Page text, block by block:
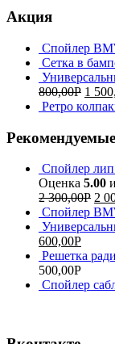
Акция
Спойлер
Сетка в
800,00Р 1
Ретро
Рекомендуемые
Спойлер лип
Оценка 5.00
2 300,00Р 2
Спойлер
600,00Р
Решетка
500,00Р
Спойлер